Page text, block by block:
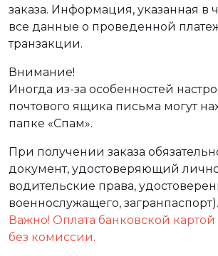
заказа. Информация, указанная в
все данные о проведенной
транзакции.
Внимание!
Иногда из-за особенностей
почтового ящика письма могут
папке «Спам».
При получении заказа
документ, удостоверяющий
водительские права,
военнослужащего, загранпаспорт).
Важно! Оплата банковской
без комиссии.